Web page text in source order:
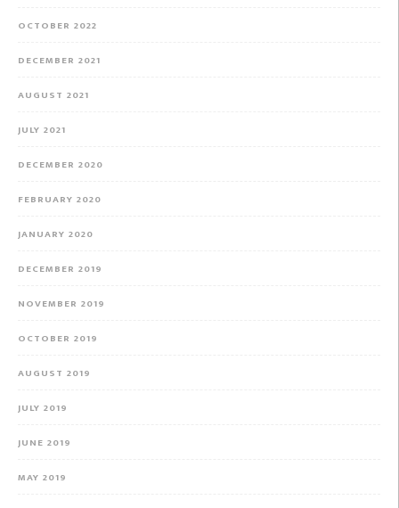
OCTOBER 2022
DECEMBER 2021
AUGUST 2021
JULY 2021
DECEMBER 2020
FEBRUARY 2020
JANUARY 2020
DECEMBER 2019
NOVEMBER 2019
OCTOBER 2019
AUGUST 2019
JULY 2019
JUNE 2019
MAY 2019